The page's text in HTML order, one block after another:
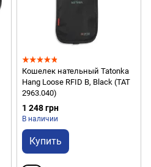
Кошелек нательный Tatonka
Hang Loose RFID B, Black (TAT
2963.040)
1 248 грн
В наличии
Купить